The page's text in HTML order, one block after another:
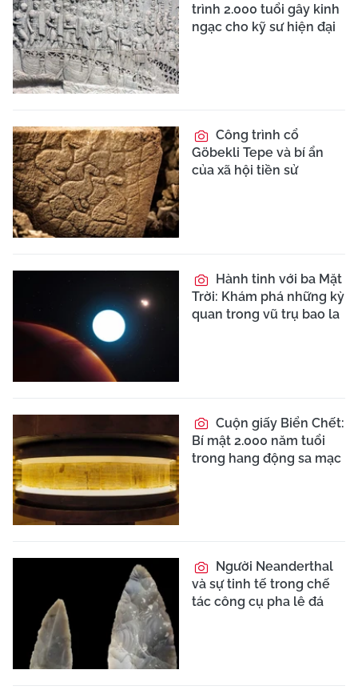
trình 2.000 tuổi gây kinh
ngạc cho kỹ sư hiện đại
Công trình cổ
Göbekli Tepe và bí ẩn
của xã hội tiền sử
Hành tinh với ba Mặt
Trời: Khám phá những kỳ
quan trong vũ trụ bao la
Cuộn giấy Biển Chết:
Bí mật 2.000 năm tuổi
trong hang động sa mạc
Người Neanderthal
và sự tinh tế trong chế
tác công cụ pha lê đá